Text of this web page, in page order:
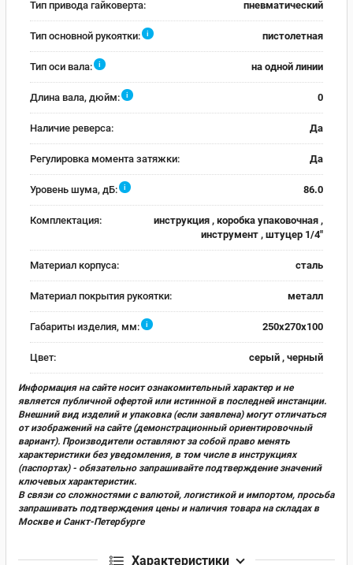
Тип привода гайковерта: пневматический
Тип основной рукоятки: i пистолетная
Тип оси вала: i на одной линии
Длина вала, дюйм: i 0
Наличие реверса: Да
Регулировка момента затяжки: Да
Уровень шума, дБ: i 86.0
Комплектация:
инструкция , коробка упаковочная ,
инструмент , штуцер 1/4"
Материал корпуса: сталь
Материал покрытия рукоятки: металл
Габариты изделия, мм: i 250x270x100
Цвет: серый , черный
Информация на сайте носит ознакомительный характер и не
является публичной офертой или истинной в последней инстанции.
Внешний вид изделий и упаковка (если заявлена) могут отличаться
от изображений на сайте (демонстрационный ориентировочный
вариант). Производители оставляют за собой право менять
характеристики без уведомления, в том числе в инструкциях
(паспортах) - обязательно запрашивайте подтверждение значений
ключевых характеристик.
В связи со сложностями с валютой, логистикой и импортом, просьба
запрашивать подтверждения цены и наличия товара на складах в
Москве и Санкт-Петербурге
Характеристики